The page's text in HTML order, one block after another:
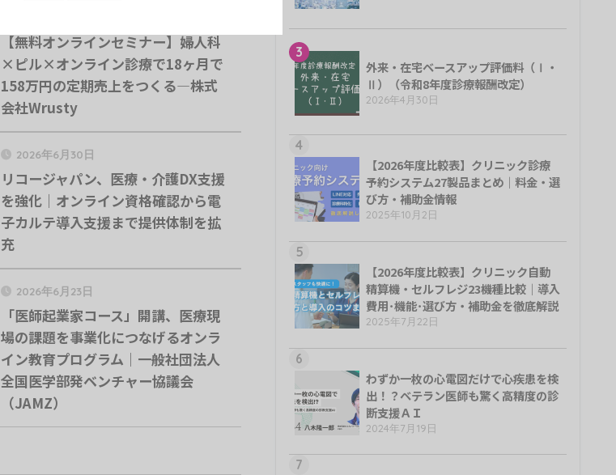
【無料オンラインセミナー】婦人科
×ピル×オンライン診療で18ヶ月で
158万円の定期売上をつくる—株式
会社Wrusty
2026年6月30日
リコージャパン、医療・介護DX支援
を強化｜オンライン資格確認から電
子カルテ導入支援まで提供体制を拡
充
2026年6月23日
「医師起業家コース」開講、医療現
場の課題を事業化につなげるオンラ
イン教育プログラム｜一般社団法人
全国医学部発ベンチャー協議会
（JAMZ）
3
外来・在宅ベースアップ評価料（Ⅰ・
Ⅱ）（令和8年度診療報酬改定）
2026年4月30日
4
【2026年度比較表】クリニック診療
予約システム27製品まとめ｜料金・選
び方・補助金情報
2025年10月2日
5
【2026年度比較表】クリニック自動
精算機・セルフレジ23機種比較｜導入
費用･機能･選び方・補助金を徹底解説
2025年7月22日
6
わずか一枚の心電図だけで心疾患を検
出！？ベテラン医師も驚く高精度の診
断支援ＡＩ
2024年7月19日
7